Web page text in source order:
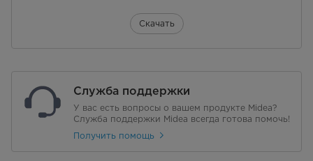
Хлопок 60°
Скачать
Служба поддержки
У вас есть вопросы о вашем продукте Midea?
Служба поддержки Midea всегда готова помочь!
Получить помощь